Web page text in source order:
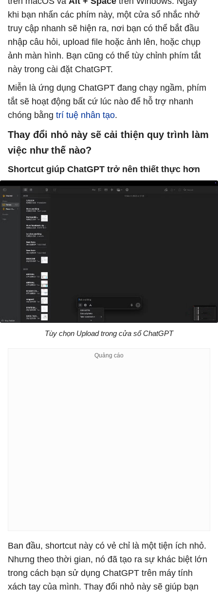
khi bạn nhấn các phím này, một cửa sổ nhắc nhở
truy cập nhanh sẽ hiện ra, nơi bạn có thể bắt đầu
nhập câu hỏi, upload file hoặc ảnh lên, hoặc chụp
ảnh màn hình. Bạn cũng có thể tùy chỉnh phím tắt
này trong cài đặt ChatGPT.
Miễn là ứng dụng ChatGPT đang chạy ngầm, phím
tắt sẽ hoạt động bất cứ lúc nào để hỗ trợ nhanh
chóng bằng trí tuệ nhân tạo.
Thay đổi nhỏ này sẽ cải thiện quy trình làm
việc như thế nào?
Shortcut giúp ChatGPT trở nên thiết thực hơn
Tùy chọn Upload trong cửa sổ ChatGPT
Ban đầu, shortcut này có vẻ chỉ là một tiện ích nhỏ.
Nhưng theo thời gian, nó đã tạo ra sự khác biệt lớn
trong cách bạn sử dụng ChatGPT trên máy tính
xách tay của mình. Thay đổi nhỏ này sẽ giúp bạn